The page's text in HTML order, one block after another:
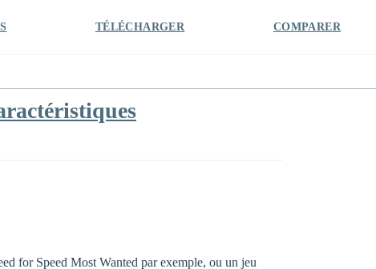
TÉLÉCHARGER COMPARER
for Speed Most Wanted par exemple, ou un jeu